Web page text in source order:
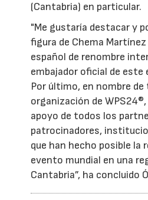
(Cantabria) en particular.
"Me gustaría destacar y
figura de Chema
español de renombre
embajador oficial de este
Por último, en nombre de
organización de
apoyo de todos los
patrocinadores,
que han hecho posible la
evento mundial en una
Cantabria”, ha concluido